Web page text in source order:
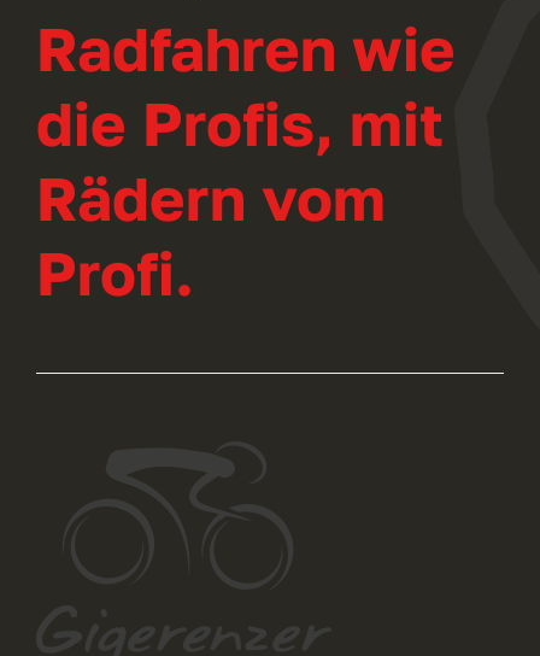
Radfahren wie
die Profis, mit
Rädern vom
Profi.